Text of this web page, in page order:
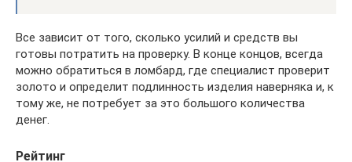
Все зависит от того, сколько усилий и средств вы
готовы потратить на проверку. В конце концов, всегда
можно обратиться в ломбард, где специалист проверит
золото и определит подлинность изделия наверняка и, к
тому же, не потребует за это большого количества
денег.
Рейтинг